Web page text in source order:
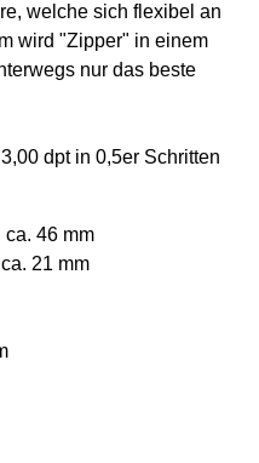
welche sich flexibel an
wird "Zipper" in einem
nur das beste
dpt in 0,5er Schritten
46 mm
21 mm